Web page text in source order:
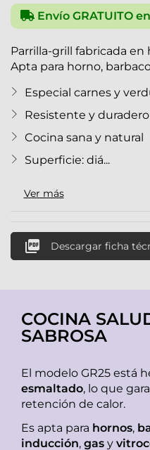
Envío GRATUITO
Parrilla-grill fabricada
Apta para horno,
Especial carnes y
Resistente y duradero
Cocina sana y natural
Superficie: diá...
Ver más
 Descargar ficha
COCINA
SABROSA
El modelo GR25 está
esmaltado, lo que
retención de calor.
Es apta para hornos,
inducción, gas y